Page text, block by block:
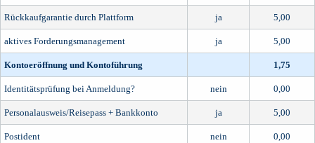
Rückkaufgarantie durch Plattform ja 5,00
aktives Forderungsmanagement ja 5,00
Kontoeröffnung und Kontoführung 1,75
Identitätsprüfung bei Anmeldung? nein 0,00
Personalausweis/Reisepass + Bankkonto ja 5,00
Postident nein 0,00